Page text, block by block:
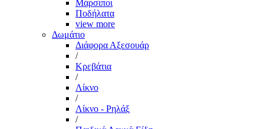
Μάρσιποι
Ποδήλατα
view more
Δωμάτιο
Διάφορα Αξεσουάρ
/
Κρεβάτια
/
Λίκνο
/
Λίκνο - Ρηλάξ
/